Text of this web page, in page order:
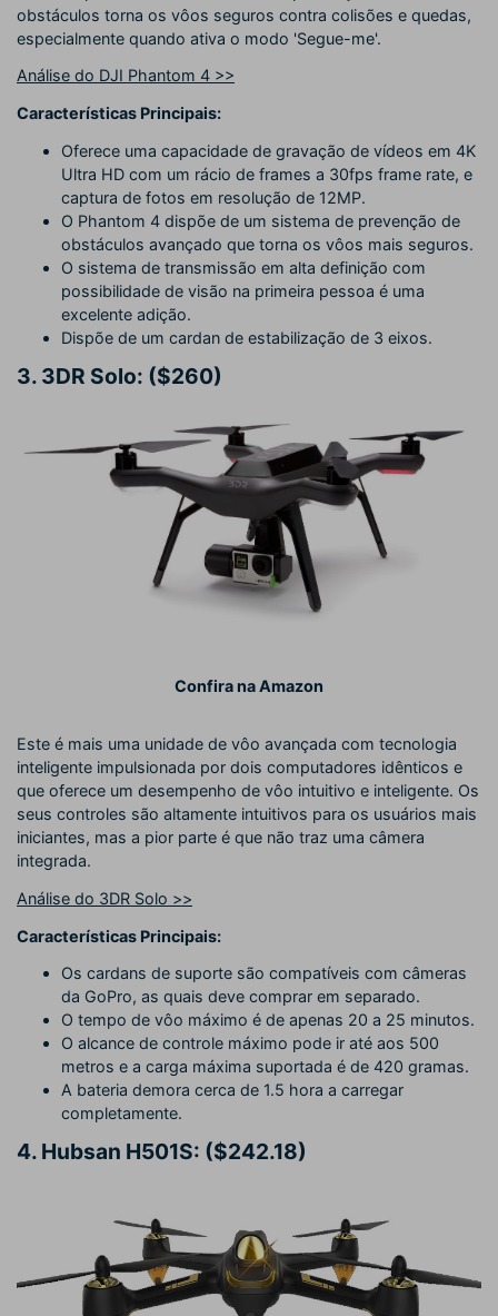
obstáculos torna os vôos seguros contra colisões e quedas,
especialmente quando ativa o modo 'Segue-me'.
Análise do DJI Phantom 4 >>
Características Principais:
Oferece uma capacidade de gravação de vídeos em 4K
Ultra HD com um rácio de frames a 30fps frame rate, e
captura de fotos em resolução de 12MP.
O Phantom 4 dispõe de um sistema de prevenção de
obstáculos avançado que torna os vôos mais seguros.
O sistema de transmissão em alta definição com
possibilidade de visão na primeira pessoa é uma
excelente adição.
Dispõe de um cardan de estabilização de 3 eixos.
3. 3DR Solo: ($260)
Confira na Amazon
Este é mais uma unidade de vôo avançada com tecnologia
inteligente impulsionada por dois computadores idênticos e
que oferece um desempenho de vôo intuitivo e inteligente. Os
seus controles são altamente intuitivos para os usuários mais
iniciantes, mas a pior parte é que não traz uma câmera
integrada.
Análise do 3DR Solo >>
Características Principais:
Os cardans de suporte são compatíveis com câmeras
da GoPro, as quais deve comprar em separado.
O tempo de vôo máximo é de apenas 20 a 25 minutos.
O alcance de controle máximo pode ir até aos 500
metros e a carga máxima suportada é de 420 gramas.
A bateria demora cerca de 1.5 hora a carregar
completamente.
4. Hubsan H501S: ($242.18)